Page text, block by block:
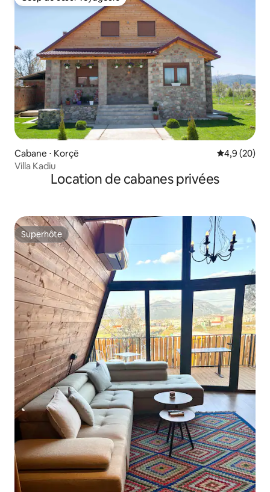
Coup de cœur voyageurs
Cabane ⋅ Korçë Évaluation
4,9 (20)
Villa Kadiu
Location de cabanes privées
Superhôte
Superhôte